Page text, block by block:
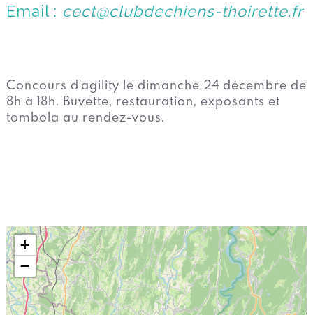
Email : cect@clubdechiens-thoirette.fr
Concours d'agility le dimanche 24 décembre de
8h à 18h. Buvette, restauration, exposants et
tombola au rendez-vous.
+
−